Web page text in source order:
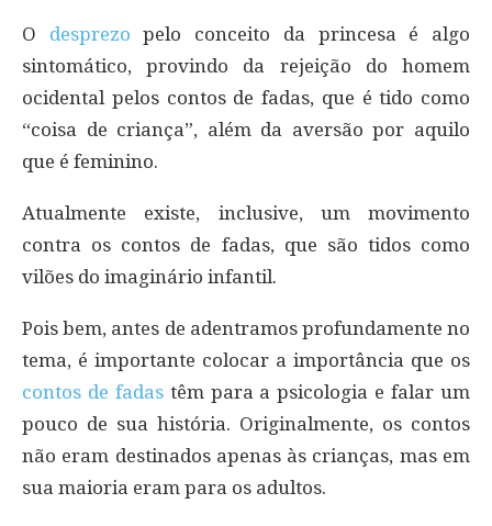
O desprezopelo conceito da princesa é algo
sintomático, provindo da rejeição do homem
ocidental pelos contos de fadas, que é tido como
“coisa de criança”, além da aversão por aquilo
que é feminino.
Atualmente existe, inclusive, um movimento
contra os contos de fadas, que são tidos como
vilões do imaginário infantil.
Pois bem, antes de adentramos profundamente no
tema, é importante colocar a importância que os
contos de fadastêm para a psicologia e falar um
pouco de sua história. Originalmente, os contos
não eram destinados apenas às crianças, mas em
sua maioria eram para os adultos.